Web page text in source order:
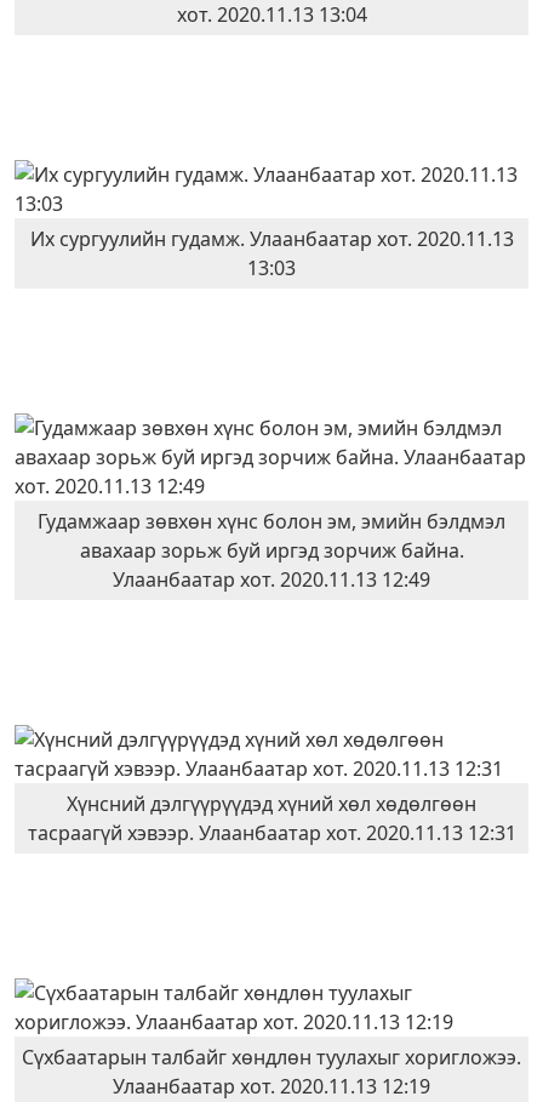
хот. 2020.11.13 13:04
Их сургуулийн гудамж. Улаанбаатар хот. 2020.11.13
13:03
Гудамжаар зөвхөн хүнс болон эм, эмийн бэлдмэл
авахаар зорьж буй иргэд зорчиж байна.
Улаанбаатар хот. 2020.11.13 12:49
Хүнсний дэлгүүрүүдэд хүний хөл хөдөлгөөн
тасраагүй хэвээр. Улаанбаатар хот. 2020.11.13 12:31
Сүхбаатарын талбайг хөндлөн туулахыг хоригложээ.
Улаанбаатар хот. 2020.11.13 12:19